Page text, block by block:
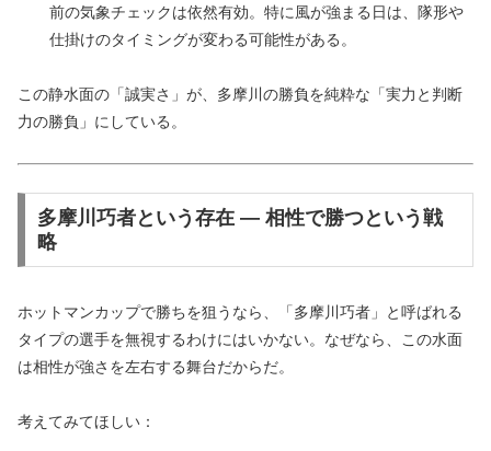
前の気象チェックは依然有効。特に風が強まる日は、隊形や
仕掛けのタイミングが変わる可能性がある。
この静水面の「誠実さ」が、多摩川の勝負を純粋な「実力と判断
力の勝負」にしている。
多摩川巧者という存在 — 相性で勝つという戦
略
ホットマンカップで勝ちを狙うなら、「多摩川巧者」と呼ばれる
タイプの選手を無視するわけにはいかない。なぜなら、この水面
は相性が強さを左右する舞台だからだ。
考えてみてほしい：